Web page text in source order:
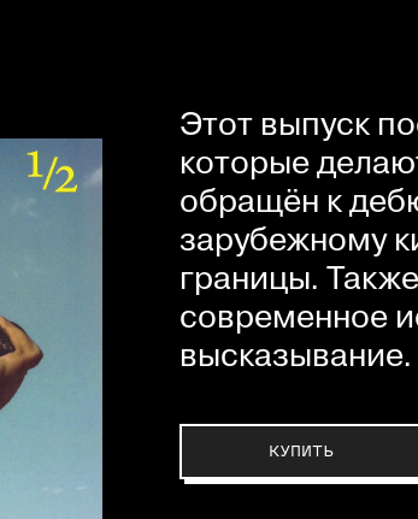
Этот выпуск
которые
обращён к
зарубежному
границы.
современное
высказывание.
КУПИТЬ